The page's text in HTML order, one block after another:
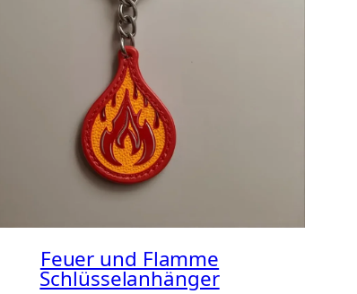
Feuer und Flamme
Schlüsselanhänger